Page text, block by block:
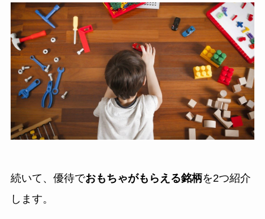
続いて、優待でおもちゃがもらえる銘柄を2つ紹介
します。